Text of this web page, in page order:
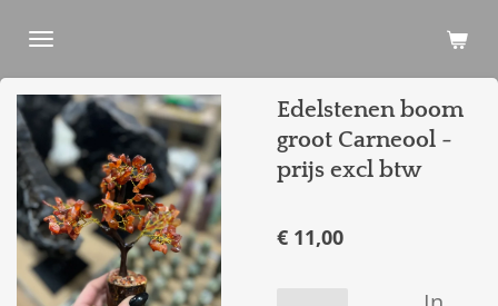
direct
naar
de
hoofdinhoud
Edelstenen boom
groot Carneool -
prijs excl btw
€ 11,00